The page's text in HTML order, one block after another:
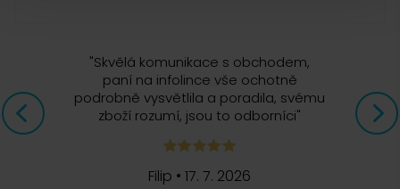
"Skvělá komunikace s obchodem,
paní na infolince vše ochotně
podrobně vysvětlila a poradila, svému
zboží rozumí, jsou to odborníci"
Filip •17. 7. 2026